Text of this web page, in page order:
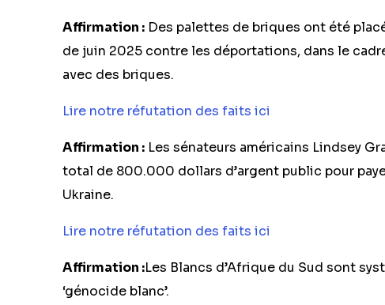
Affirmation : Des palettes de briques ont été
de juin 2025 contre les déportations, dans le
avec des briques.
Lire notre réfutation des faits ici
Affirmation : Les sénateurs américains Lindsey
total de 800.000 dollars d’argent public pour
Ukraine.
Lire notre réfutation des faits ici
Affirmation :Les Blancs d’Afrique du Sud sont
‘génocide blanc’.